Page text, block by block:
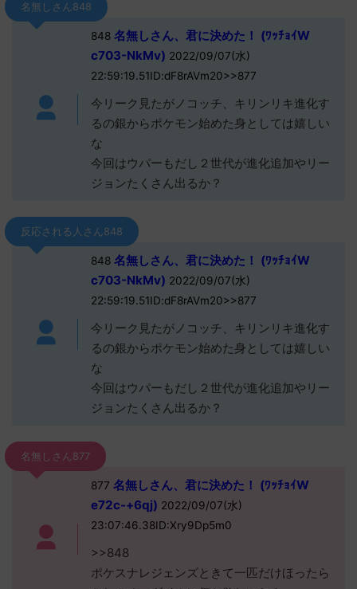
名無しさん848
848名無しさん、君に決めた！ (ﾜｯﾁｮｲW
c703-NkMv) 2022/09/07(水)
22:59:19.51ID:dF8rAVm20>>877
今リーク見たがノコッチ、キリンリキ進化す
るの銀からポケモン始めた身としては嬉しい
な
今回はウパーもだし２世代が進化追加やリー
ジョンたくさん出るか？
反応される人さん848
848名無しさん、君に決めた！ (ﾜｯﾁｮｲW
c703-NkMv) 2022/09/07(水)
22:59:19.51ID:dF8rAVm20>>877
今リーク見たがノコッチ、キリンリキ進化す
るの銀からポケモン始めた身としては嬉しい
な
今回はウパーもだし２世代が進化追加やリー
ジョンたくさん出るか？
名無しさん877
877 名無しさん、君に決めた！ (ﾜｯﾁｮｲW
e72c-+6qj) 2022/09/07(水)
23:07:46.38ID:Xry9Dp5m0
>>848
ポケスナレジェンズときて一匹だけほったら